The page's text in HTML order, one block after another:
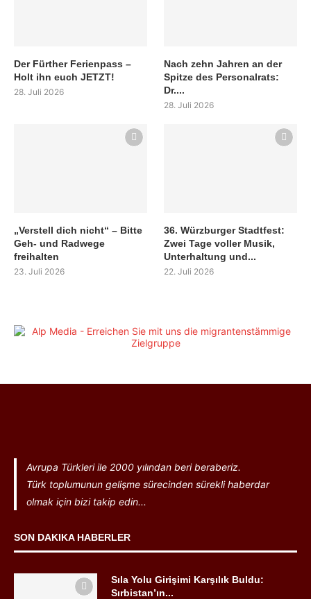
Der Fürther Ferienpass –
Holt ihn euch JETZT!
28. Juli 2026
Nach zehn Jahren an der
Spitze des Personalrats:
Dr....
28. Juli 2026
„Verstell dich nicht“ – Bitte
Geh- und Radwege
freihalten
23. Juli 2026
36. Würzburger Stadtfest:
Zwei Tage voller Musik,
Unterhaltung und...
22. Juli 2026
Avrupa Türkleri ile 2000 yılından beri beraberiz.
Türk toplumunun gelişme sürecinden sürekli haberdar
olmak için bizi takip edin...
SON DAKIKA HABERLER
Sıla Yolu Girişimi Karşılık Buldu:
Sırbistan’ın...